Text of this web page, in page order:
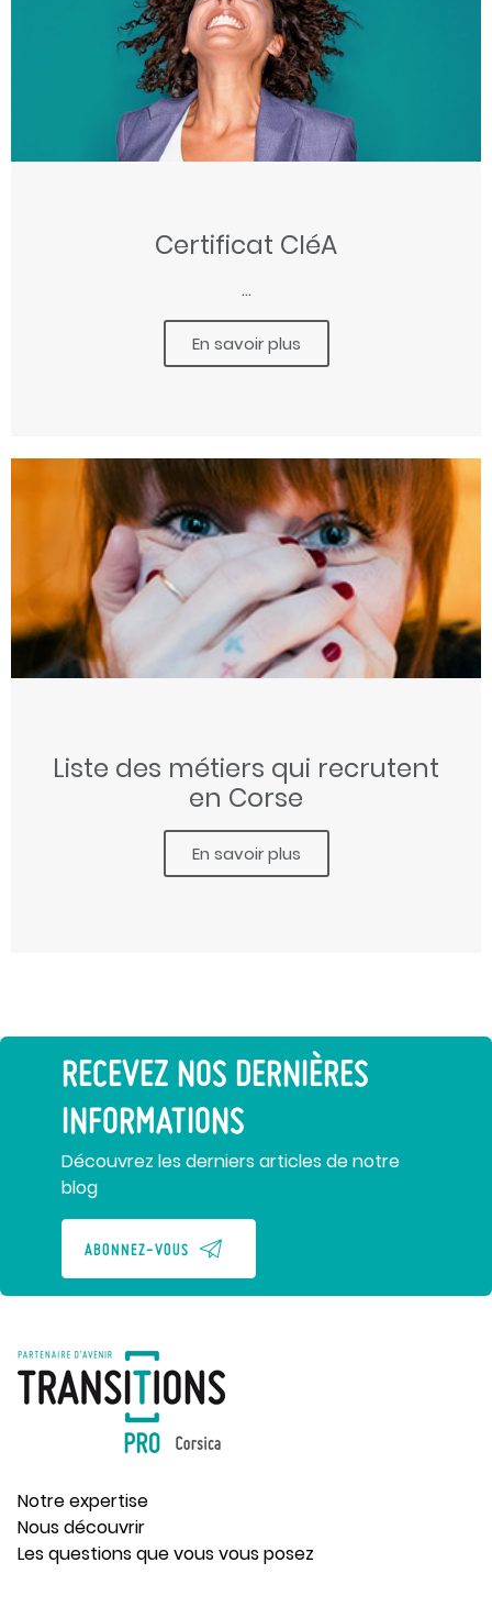
Certificat CléA
...
En savoir plus
Liste des métiers qui recrutent
en Corse
En savoir plus
RECEVEZ NOS DERNIÈRES
INFORMATIONS
Découvrez les derniers articles de notre
blog
ABONNEZ-VOUS
Notre expertise
Nous découvrir
Les questions que vous vous posez